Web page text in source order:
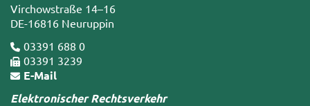
Virchowstraße 14–16
DE-16816 Neuruppin
03391 688 0
03391 3239
E-Mail
Elektronischer Rechtsverkehr